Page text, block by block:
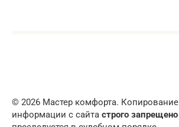
© 2026 Мастер комфорта. Копирование
информации с сайта строго запрещено